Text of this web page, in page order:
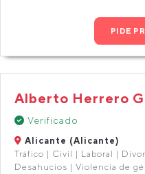
PIDE
Alberto Herrero
Verificado
Alicante (Alicante)
Tráfico | Civil | Laboral |
Desahucios | Violencia de